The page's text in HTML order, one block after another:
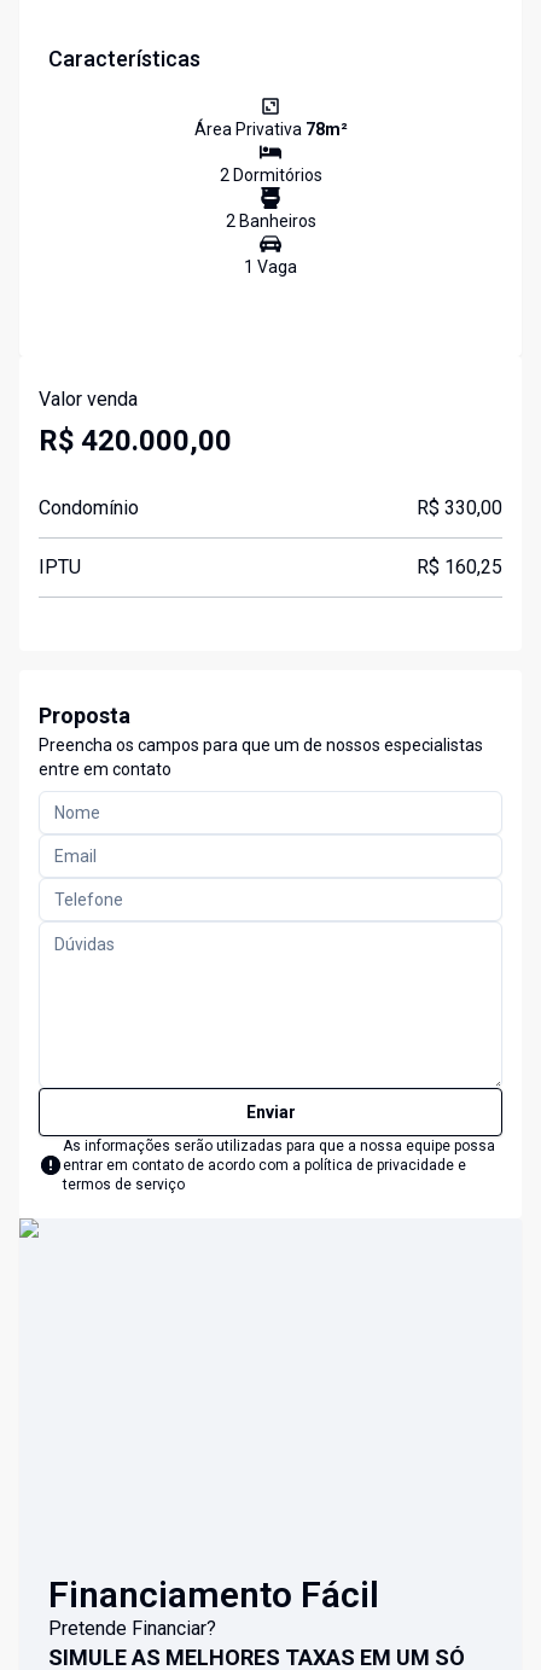
Características
Área Privativa 78m²
2Dormitórios
2Banheiros
1 Vaga
Valor venda
R$ 420.000,00
Condomínio R$ 330,00
IPTU R$ 160,25
Proposta
Preencha os campos para que um de nossos especialistas
entre em contato
Enviar
As informações serão utilizadas para que a nossa equipe possa
entrar em contato de acordo com a política de privacidade e
termos de serviço
Financiamento Fácil
Pretende Financiar?
SIMULE AS MELHORES TAXAS EM UM SÓ